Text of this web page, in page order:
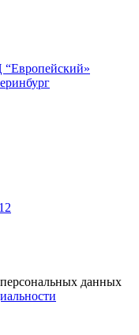
“Европейский»
данных